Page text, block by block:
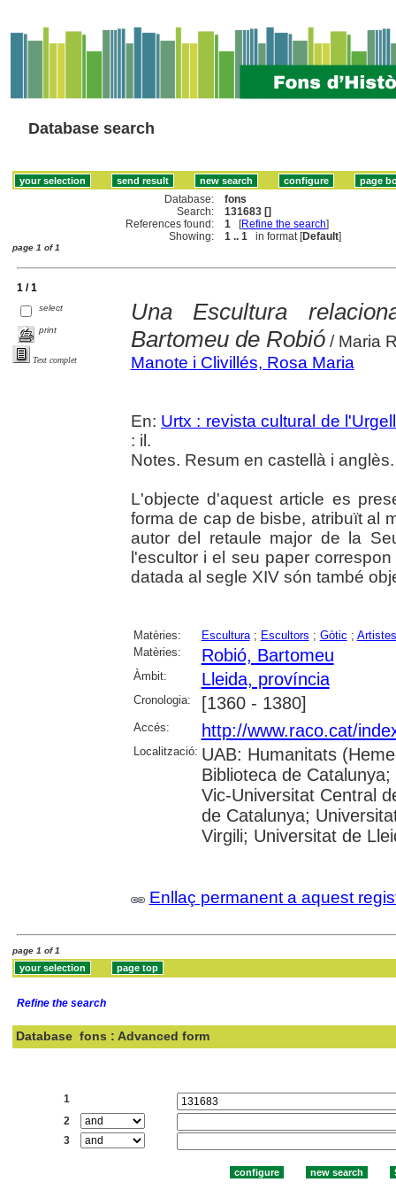
Database search
Database:
fons
Search:
131683 []
References found:
1 [Refine the search]
Showing:
1 .. 1 in format [Default]
page 1 of 1
1 / 1
select
print
Text complet
Una Escultura
Bartomeu de Robió/ Maria
Manote i Clivillés, Rosa Maria
En: Urtx : revista cultural de l'Urgell
: il.
Notes. Resum en castellà i anglès.
L'objecte d'aquest article es
forma de cap de bisbe, atribuït al
autor del retaule major de la
l'escultor i el seu paper
datada al segle XIV són també
Matèries: Escultura; Escultors ; Gòtic ; Artistes
Matèries:
Robió, Bartomeu
Àmbit: Lleida, província
Cronologia: [1360 - 1380]
Accés: http://www.raco.cat/
Localització: UAB: Humanitats
Biblioteca de
Vic-Universitat Central
de Catalunya;
Virgili; Universitat de
Enllaç permanent a aquest
page 1 of 1
Refine the search
Database fons : Advanced form
1
2
3